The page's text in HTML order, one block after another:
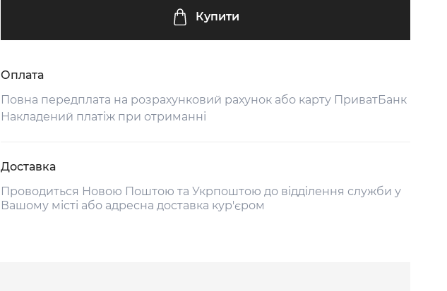
Купити
Оплата
Повна передплата на розрахунковий рахунок або карту ПриватБанк
Накладений платіж при отриманні
Доставка
Проводиться Новою Поштою та Укрпоштою до відділення служби у
Вашому місті або адресна доставка кур'єром